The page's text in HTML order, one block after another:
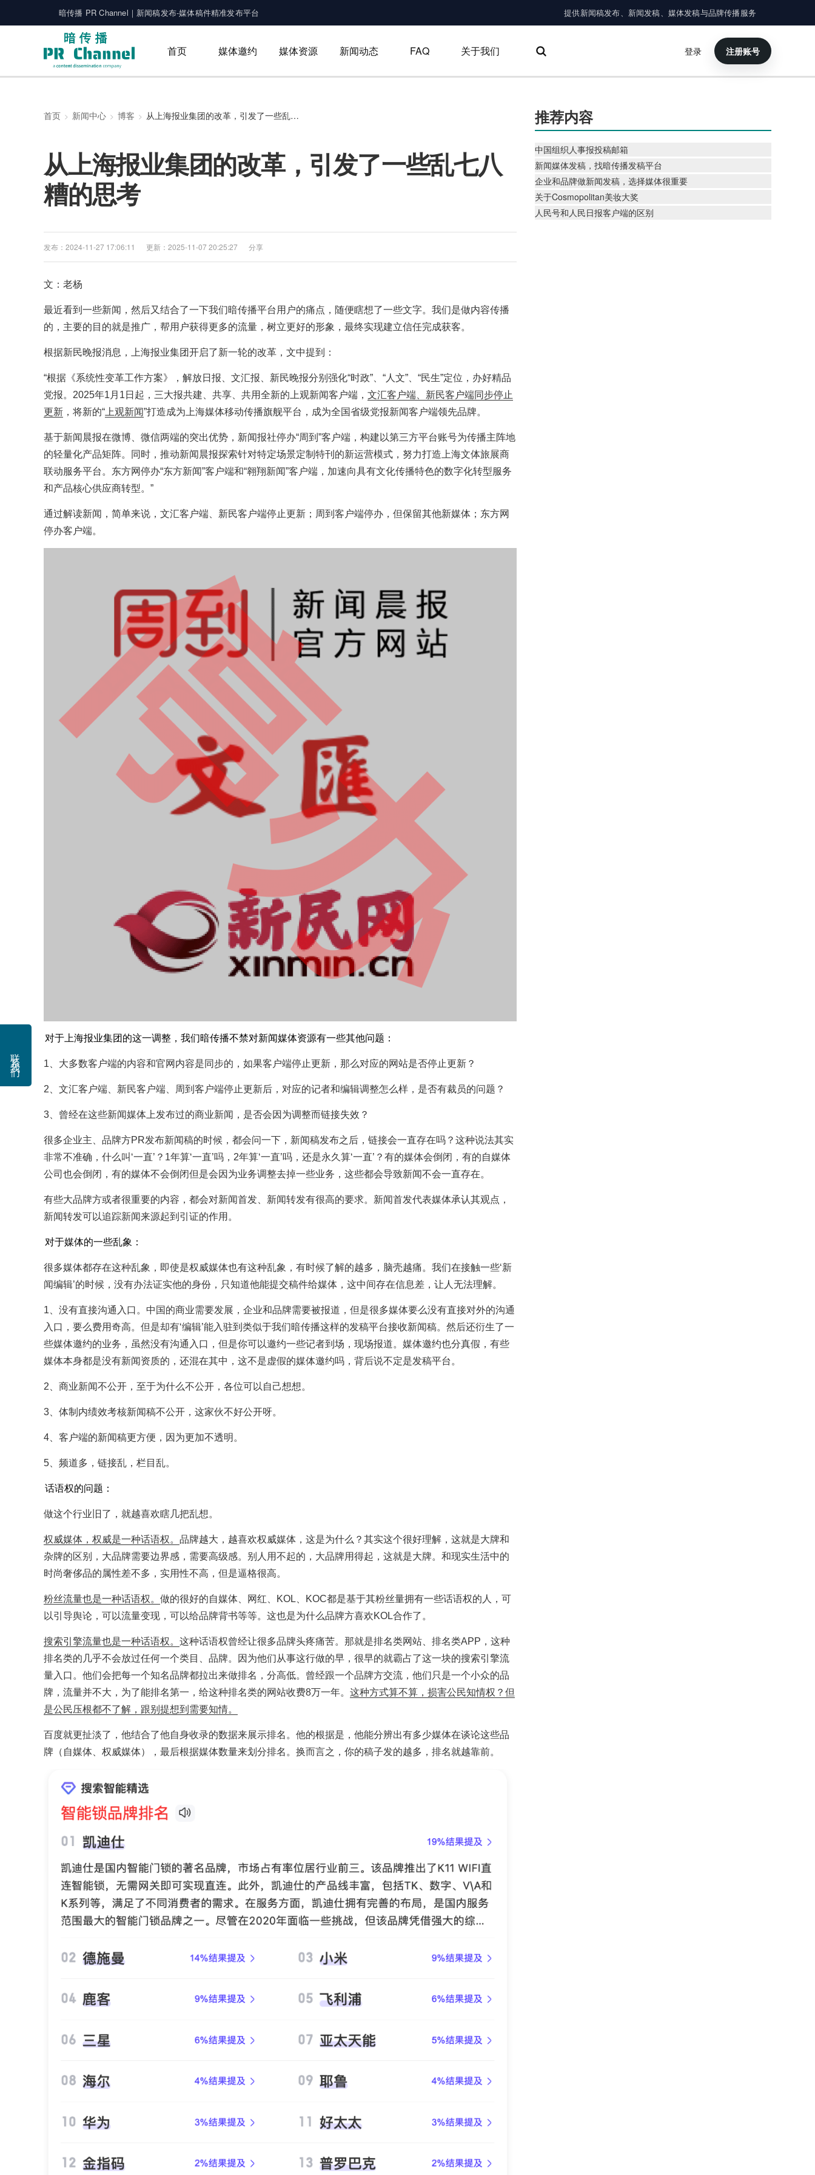
联系我们
暗传播 PR Channel｜新闻稿发布-媒体稿件精准发布平台 提供新闻稿发布、新闻发稿、媒体发稿与品牌传播服务
首页 媒体邀约 媒体资源 新闻动态 FAQ 关于我们 登录 注册账号
首页 新闻中心 博客 从上海报业集团的改革，引发了一些乱七八糟的思考
从上海报业集团的改革，引发了一些乱七八
糟的思考
发布：2024-11-27 17:06:11 更新：2025-11-07 20:25:27 分享
文：老杨
最近看到一些新闻，然后又结合了一下我们暗传播平台用户的痛点，随便瞎想了一些文字。我们是做内容传播
的，主要的目的就是推广，帮用户获得更多的流量，树立更好的形象，最终实现建立信任完成获客。
根据新民晚报消息，上海报业集团开启了新一轮的改革，文中提到：
“根据《系统性变革工作方案》，解放日报、文汇报、新民晚报分别强化“时政”、“人文”、“民生”定位，办好精品
党报。2025年1月1日起，三大报共建、共享、共用全新的上观新闻客户端， 文汇客户端、新民客户端同步停止
更新 ，将新的“ 上观新闻”打造成为上海媒体移动传播旗舰平台，成为全国省级党报新闻客户端领先品牌。
基于新闻晨报在微博、微信两端的突出优势，新闻报社停办“周到”客户端，构建以第三方平台账号为传播主阵地
的轻量化产品矩阵。同时，推动新闻晨报探索针对特定场景定制特刊的新运营模式，努力打造上海文体旅展商
联动服务平台。东方网停办“东方新闻”客户端和“翱翔新闻”客户端，加速向具有文化传播特色的数字化转型服务
和产品核心供应商转型。”
通过解读新闻，简单来说，文汇客户端、新民客户端停止更新；周到客户端停办，但保留其他新媒体；东方网
停办客户端。
对于上海报业集团的这一调整，我们暗传播不禁对新闻媒体资源有一些其他问题：
1、大多数客户端的内容和官网内容是同步的，如果客户端停止更新，那么对应的网站是否停止更新？
2、文汇客户端、新民客户端、周到客户端停止更新后，对应的记者和编辑调整怎么样，是否有裁员的问题？
3、曾经在这些新闻媒体上发布过的商业新闻，是否会因为调整而链接失效？
很多企业主、品牌方PR发布新闻稿的时候，都会问一下，新闻稿发布之后，链接会一直存在吗？这种说法其实
非常不准确，什么叫‘一直’？1年算‘一直’吗，2年算‘一直’吗，还是永久算‘一直’？有的媒体会倒闭，有的自媒体
公司也会倒闭，有的媒体不会倒闭但是会因为业务调整去掉一些业务，这些都会导致新闻不会一直存在。
有些大品牌方或者很重要的内容，都会对新闻首发、新闻转发有很高的要求。新闻首发代表媒体承认其观点，
新闻转发可以追踪新闻来源起到引证的作用。
对于媒体的一些乱象：
很多媒体都存在这种乱象，即使是权威媒体也有这种乱象，有时候了解的越多，脑壳越痛。我们在接触一些‘新
闻编辑’的时候，没有办法证实他的身份，只知道他能提交稿件给媒体，这中间存在信息差，让人无法理解。
1、没有直接沟通入口。中国的商业需要发展，企业和品牌需要被报道，但是很多媒体要么没有直接对外的沟通
入口，要么费用奇高。但是却有‘编辑’能入驻到类似于我们暗传播这样的发稿平台接收新闻稿。然后还衍生了一
些媒体邀约的业务，虽然没有沟通入口，但是你可以邀约一些记者到场，现场报道。媒体邀约也分真假，有些
媒体本身都是没有新闻资质的，还混在其中，这不是虚假的媒体邀约吗，背后说不定是发稿平台。
2、商业新闻不公开，至于为什么不公开，各位可以自己想想。
3、体制内绩效考核新闻稿不公开，这家伙不好公开呀。
4、客户端的新闻稿更方便，因为更加不透明。
5、频道多，链接乱，栏目乱。
话语权的问题：
做这个行业旧了，就越喜欢瞎几把乱想。
权威媒体，权威是一种话语权。 品牌越大，越喜欢权威媒体，这是为什么？其实这个很好理解，这就是大牌和
杂牌的区别，大品牌需要边界感，需要高级感。别人用不起的，大品牌用得起，这就是大牌。和现实生活中的
时尚奢侈品的属性差不多，实用性不高，但是逼格很高。
粉丝流量也是一种话语权。 做的很好的自媒体、网红、KOL、KOC都是基于其粉丝量拥有一些话语权的人，可
以引导舆论，可以流量变现，可以给品牌背书等等。这也是为什么品牌方喜欢KOL合作了。
搜索引擎流量也是一种话语权。 这种话语权曾经让很多品牌头疼痛苦。那就是排名类网站、排名类APP，这种
排名类的几乎不会放过任何一个类目、品牌。因为他们从事这行做的早，很早的就霸占了这一块的搜索引擎流
量入口。他们会把每一个知名品牌都拉出来做排名，分高低。曾经跟一个品牌方交流，他们只是一个小众的品
牌，流量并不大，为了能排名第一，给这种排名类的网站收费8万一年。 这种方式算不算，损害公民知情权？但
是公民压根都不了解，跟别提想到需要知情。
百度就更扯淡了，他结合了他自身收录的数据来展示排名。他的根据是，他能分辨出有多少媒体在谈论这些品
牌（自媒体、权威媒体），最后根据媒体数量来划分排名。换而言之，你的稿子发的越多，排名就越靠前。
推荐内容
中国组织人事报投稿邮箱
新闻媒体发稿，找暗传播发稿平台
企业和品牌做新闻发稿，选择媒体很重要
关于Cosmopolitan美妆大奖
人民号和人民日报客户端的区别